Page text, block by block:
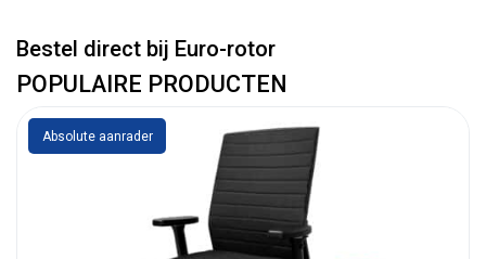
Bestel direct bij Euro-rotor
POPULAIRE PRODUCTEN
Absolute aanrader